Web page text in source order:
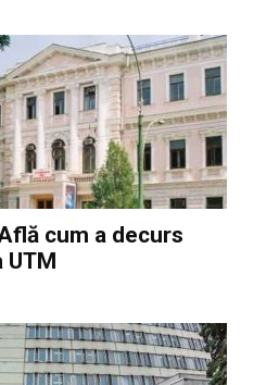
cum a decurs
UTM